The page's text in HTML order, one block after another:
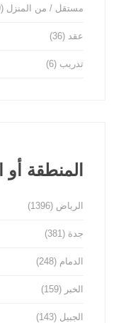
مستقل / من المنزل (39)
عقد (36)
تدريب (6)
المنطقة
الرياض (1396)
جدة (381)
الدمام (248)
الخبر (159)
الجبيل (143)